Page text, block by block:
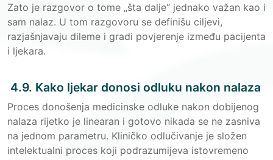
Zato je razgovor o tome „šta dalje“ jednako važan kao i
sam nalaz. U tom razgovoru se definišu ciljevi,
razjašnjavaju dileme i gradi povjerenje između pacijenta
i ljekara.
4.9. Kako ljekar donosi odluku nakon nalaza
Proces donošenja medicinske odluke nakon dobijenog
nalaza rijetko je linearan i gotovo nikada se ne zasniva
na jednom parametru. Kliničko odlučivanje je složen
intelektualni proces koji podrazumijeva istovremeno